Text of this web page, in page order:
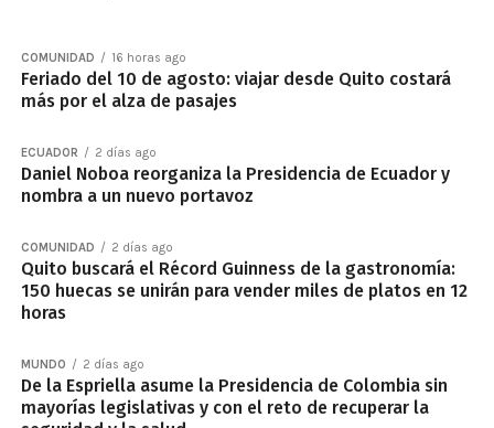
COMUNIDAD 16 horas ago
Feriado del 10 de agosto: viajar desde Quito costará
más por el alza de pasajes
ECUADOR 2 días ago
Daniel Noboa reorganiza la Presidencia de Ecuador y
nombra a un nuevo portavoz
COMUNIDAD 2 días ago
Quito buscará el Récord Guinness de la gastronomía:
150 huecas se unirán para vender miles de platos en 12
horas
MUNDO 2 días ago
De la Espriella asume la Presidencia de Colombia sin
mayorías legislativas y con el reto de recuperar la